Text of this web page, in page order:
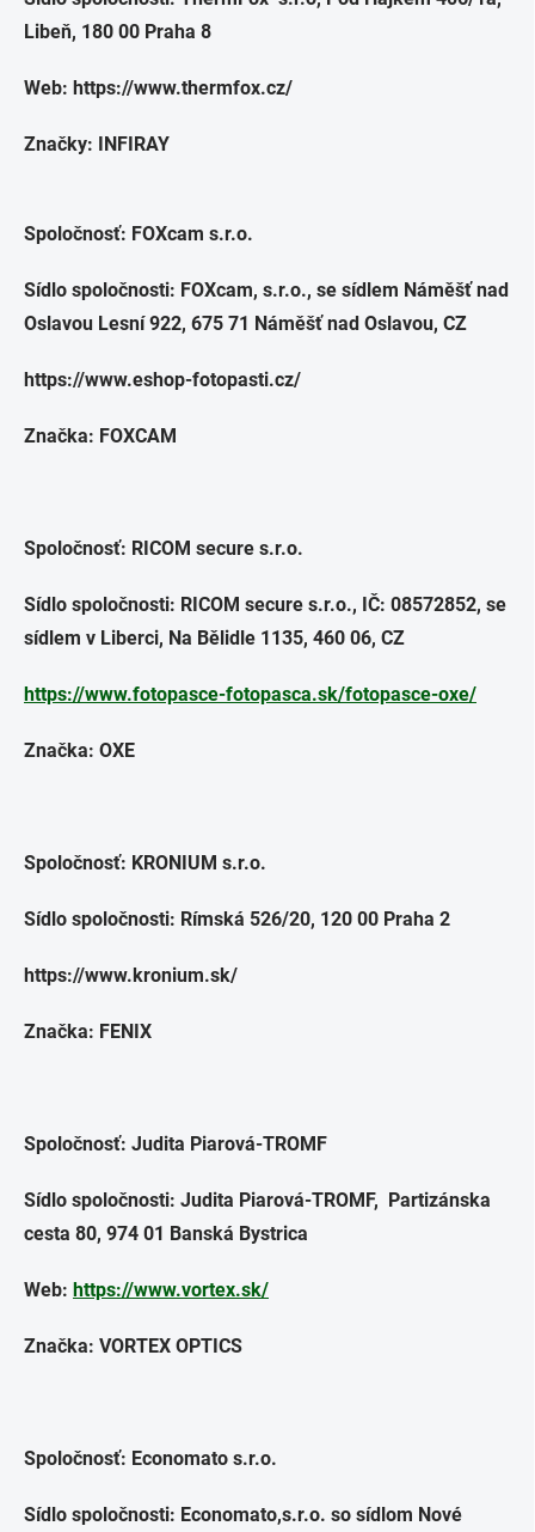
Libeň, 180 00 Praha 8
Web: https://www.thermfox.cz/
Značky: INFIRAY
Spoločnosť: FOXcam s.r.o.
Sídlo spoločnosti: FOXcam, s.r.o., se sídlem Náměšť nad
Oslavou Lesní 922, 675 71 Náměšť nad Oslavou, CZ
https://www.eshop-fotopasti.cz/
Značka: FOXCAM
Spoločnosť: RICOM secure s.r.o.
Sídlo spoločnosti: RICOM secure s.r.o., IČ: 08572852, se
sídlem v Liberci, Na Bělidle 1135, 460 06, CZ
https://www.fotopasce-fotopasca.sk/fotopasce-oxe/
Značka: OXE
Spoločnosť: KRONIUM s.r.o.
Sídlo spoločnosti: Rímská 526/20, 120 00 Praha 2
https://www.kronium.sk/
Značka: FENIX
Spoločnosť: Judita Piarová-TROMF
Sídlo spoločnosti: Judita Piarová-TROMF, Partizánska
cesta 80, 974 01 Banská Bystrica
Web: https://www.vortex.sk/
Značka: VORTEX OPTICS
Spoločnosť: Economato s.r.o.
Sídlo spoločnosti: Economato,s.r.o. so sídlom Nové